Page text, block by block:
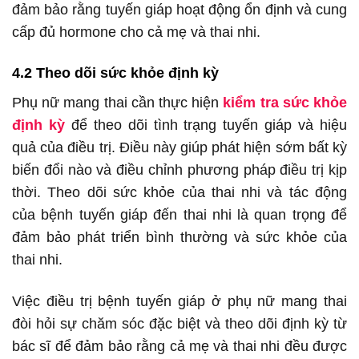
đảm bảo rằng tuyến giáp hoạt động ổn định và cung
cấp đủ hormone cho cả mẹ và thai nhi.
4.2 Theo dõi sức khỏe định kỳ
Phụ nữ mang thai cần thực hiện kiểm tra sức khỏe
định kỳđể theo dõi tình trạng tuyến giáp và hiệu
quả của điều trị. Điều này giúp phát hiện sớm bất kỳ
biến đổi nào và điều chỉnh phương pháp điều trị kịp
thời. Theo dõi sức khỏe của thai nhi và tác động
của bệnh tuyến giáp đến thai nhi là quan trọng để
đảm bảo phát triển bình thường và sức khỏe của
thai nhi.
Việc điều trị bệnh tuyến giáp ở phụ nữ mang thai
đòi hỏi sự chăm sóc đặc biệt và theo dõi định kỳ từ
bác sĩ để đảm bảo rằng cả mẹ và thai nhi đều được